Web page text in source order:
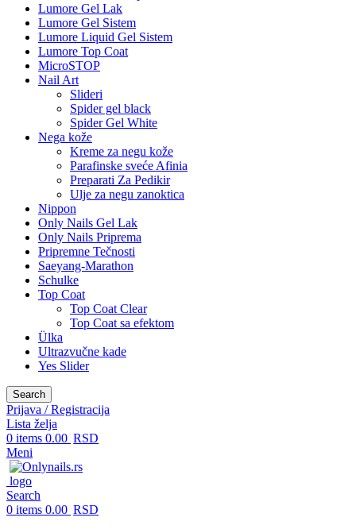
Lumore Gel Lak
Lumore Gel Sistem
Lumore Liquid Gel Sistem
Lumore Top Coat
MicroSTOP
Nail Art
Slideri
Spider gel black
Spider Gel White
Nega kože
Kreme za negu kože
Parafinske sveće Afinia
Preparati Za Pedikir
Ulje za negu zanoktica
Nippon
Only Nails Gel Lak
Only Nails Priprema
Pripremne Tečnosti
Saeyang-Marathon
Schulke
Top Coat
Top Coat Clear
Top Coat sa efektom
Ülka
Ultrazvučne kade
Yes Slider
Search
Prijava / Registracija
Lista želja
0 items 0.00 RSD
Meni
Search
0 items 0.00 RSD